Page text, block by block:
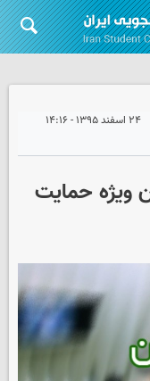
۲۴ اسفند ۱۳۹۵ - ۱۴:۱۶
ویژه حمایت